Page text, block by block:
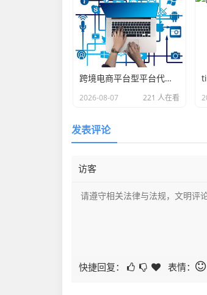
跨境电商平台型平台代表企业 的延伸长尾关键词是那些
2026-08-07 221 人在看
发表评论
快捷回复： 表情：